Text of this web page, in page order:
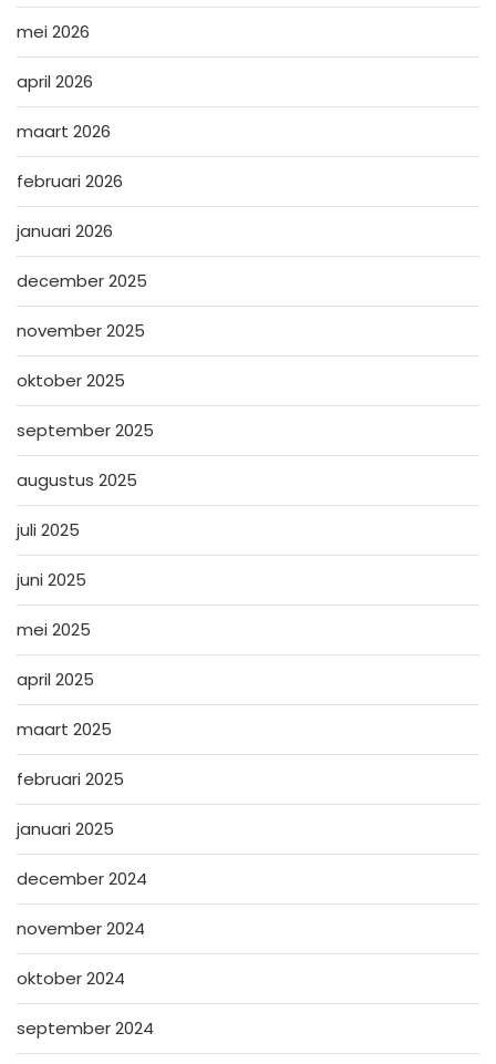
mei 2026
april 2026
maart 2026
februari 2026
januari 2026
december 2025
november 2025
oktober 2025
september 2025
augustus 2025
juli 2025
juni 2025
mei 2025
april 2025
maart 2025
februari 2025
januari 2025
december 2024
november 2024
oktober 2024
september 2024